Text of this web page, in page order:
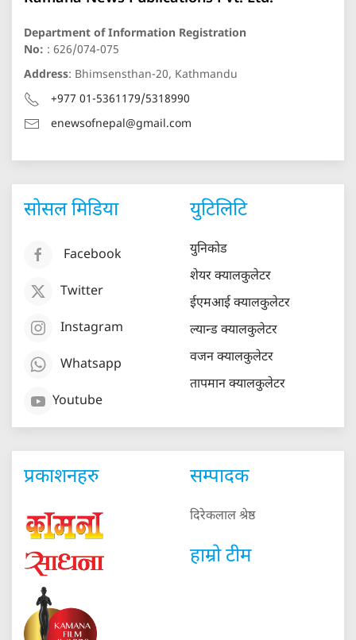
Department of Information Registration
No: : 626/074-075
Address: Bhimsensthan-20, Kathmandu
+977 01-5361179/5318990
enewsofnepal@gmail.com
सोसल मिडिया
Facebook
Twitter
Instagram
Whatsapp
Youtube
युटिलिटि
युनिकोड
शेयर क्यालकुलेटर
ईएमआई क्यालकुलेटर
ल्यान्ड क्यालकुलेटर
वजन क्यालकुलेटर
तापमान क्यालकुलेटर
प्रकाशनहरु सम्पादक
दिरेकलाल श्रेष्ठ
हाम्रो टीम